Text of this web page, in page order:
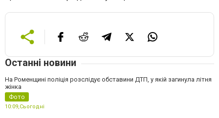
Останні новини
На Роменщині поліція розслідує обставини ДТП, у якій загинула літня
жінка
Фото
10:09,Сьогодні